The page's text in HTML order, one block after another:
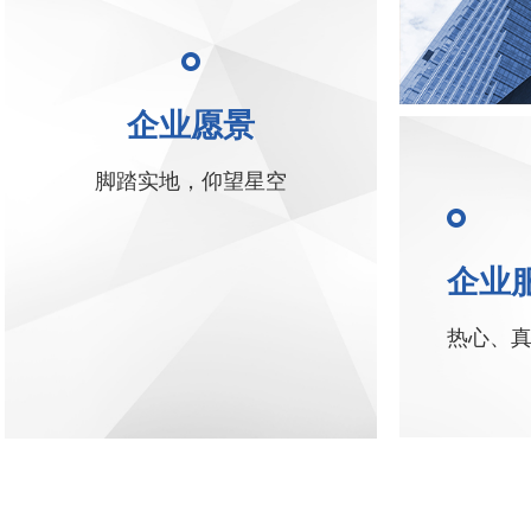
企业愿景
脚踏实地，仰望星空
企业
热心、